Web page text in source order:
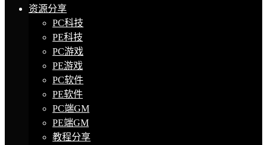
资源分享
PC科技
PE科技
PC游戏
PE游戏
PC软件
PE软件
PC端GM
PE端GM
教程分享